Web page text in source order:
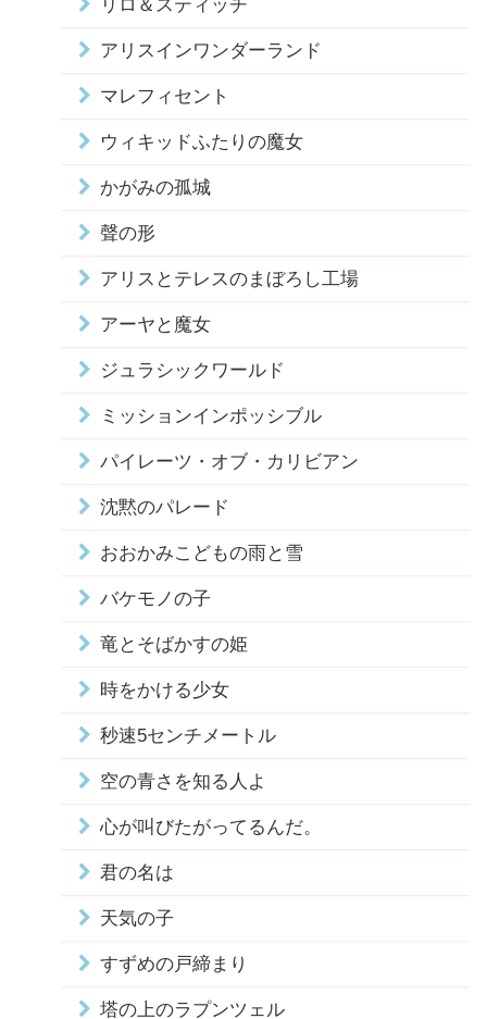
リロ＆スティッチ
アリスインワンダーランド
マレフィセント
ウィキッドふたりの魔女
かがみの孤城
聲の形
アリスとテレスのまぼろし工場
アーヤと魔女
ジュラシックワールド
ミッションインポッシブル
パイレーツ・オブ・カリビアン
沈黙のパレード
おおかみこどもの雨と雪
バケモノの子
竜とそばかすの姫
時をかける少女
秒速5センチメートル
空の青さを知る人よ
心が叫びたがってるんだ。
君の名は
天気の子
すずめの戸締まり
塔の上のラプンツェル